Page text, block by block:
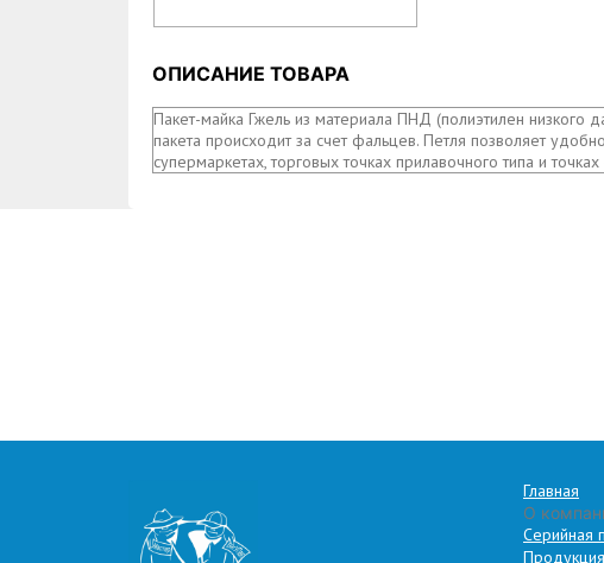
ОПИСАНИЕ ТОВАРА
Пакет-майка Гжель из материала ПНД (полиэтилен
пакета происходит за счет фальцев. Петля позволяет
супермаркетах, торговых точках прилавочного типа и
Главная
О
Серийная